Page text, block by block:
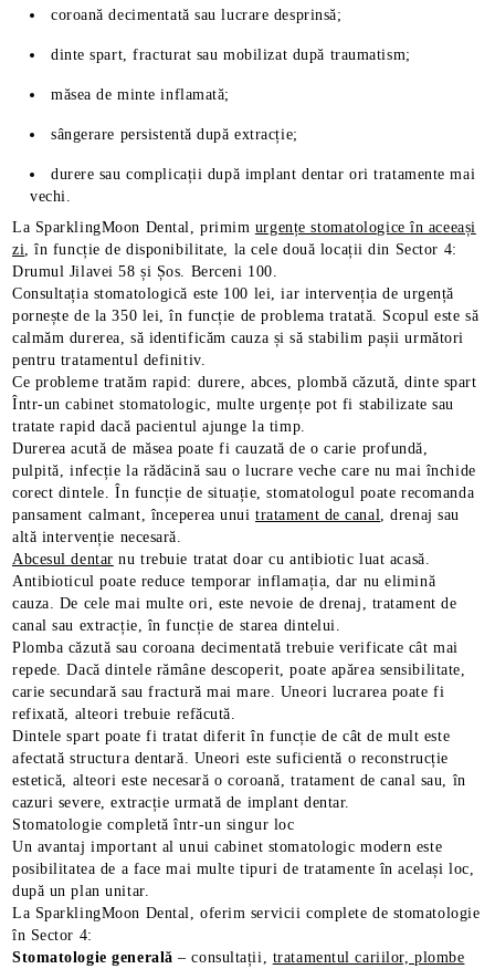
coroană decimentată sau lucrare desprinsă;
dinte spart, fracturat sau mobilizat după traumatism;
măsea de minte inflamată;
sângerare persistentă după extracție;
durere sau complicații după implant dentar ori tratamente mai
vechi.
La SparklingMoon Dental, primim urgențe stomatologice în aceeași
zi, în funcție de disponibilitate, la cele două locații din Sector 4:
Drumul Jilavei 58 și Șos. Berceni 100.
Consultația stomatologică este 100 lei, iar intervenția de urgență
pornește de la 350 lei, în funcție de problema tratată. Scopul este să
calmăm durerea, să identificăm cauza și să stabilim pașii următori
pentru tratamentul definitiv.
Ce probleme tratăm rapid: durere, abces, plombă căzută, dinte spart
Într-un cabinet stomatologic, multe urgențe pot fi stabilizate sau
tratate rapid dacă pacientul ajunge la timp.
Durerea acută de măsea poate fi cauzată de o carie profundă,
pulpită, infecție la rădăcină sau o lucrare veche care nu mai închide
corect dintele. În funcție de situație, stomatologul poate recomanda
pansament calmant, începerea unuitratament de canal, drenaj sau
altă intervenție necesară.
Abcesul dentar nu trebuie tratat doar cu antibiotic luat acasă.
Antibioticul poate reduce temporar inflamația, dar nu elimină
cauza. De cele mai multe ori, este nevoie de drenaj, tratament de
canal sau extracție, în funcție de starea dintelui.
Plomba căzută sau coroana decimentată trebuie verificate cât mai
repede. Dacă dintele rămâne descoperit, poate apărea sensibilitate,
carie secundară sau fractură mai mare. Uneori lucrarea poate fi
refixată, alteori trebuie refăcută.
Dintele spart poate fi tratat diferit în funcție de cât de mult este
afectată structura dentară. Uneori este suficientă o reconstrucție
estetică, alteori este necesară o coroană, tratament de canal sau, în
cazuri severe, extracție urmată de implant dentar.
Stomatologie completă într-un singur loc
Un avantaj important al unui cabinet stomatologic modern este
posibilitatea de a face mai multe tipuri de tratamente în același loc,
după un plan unitar.
La SparklingMoon Dental, oferim servicii complete de stomatologie
în Sector 4:
Stomatologie generală – consultații, tratamentul cariilor, plombe